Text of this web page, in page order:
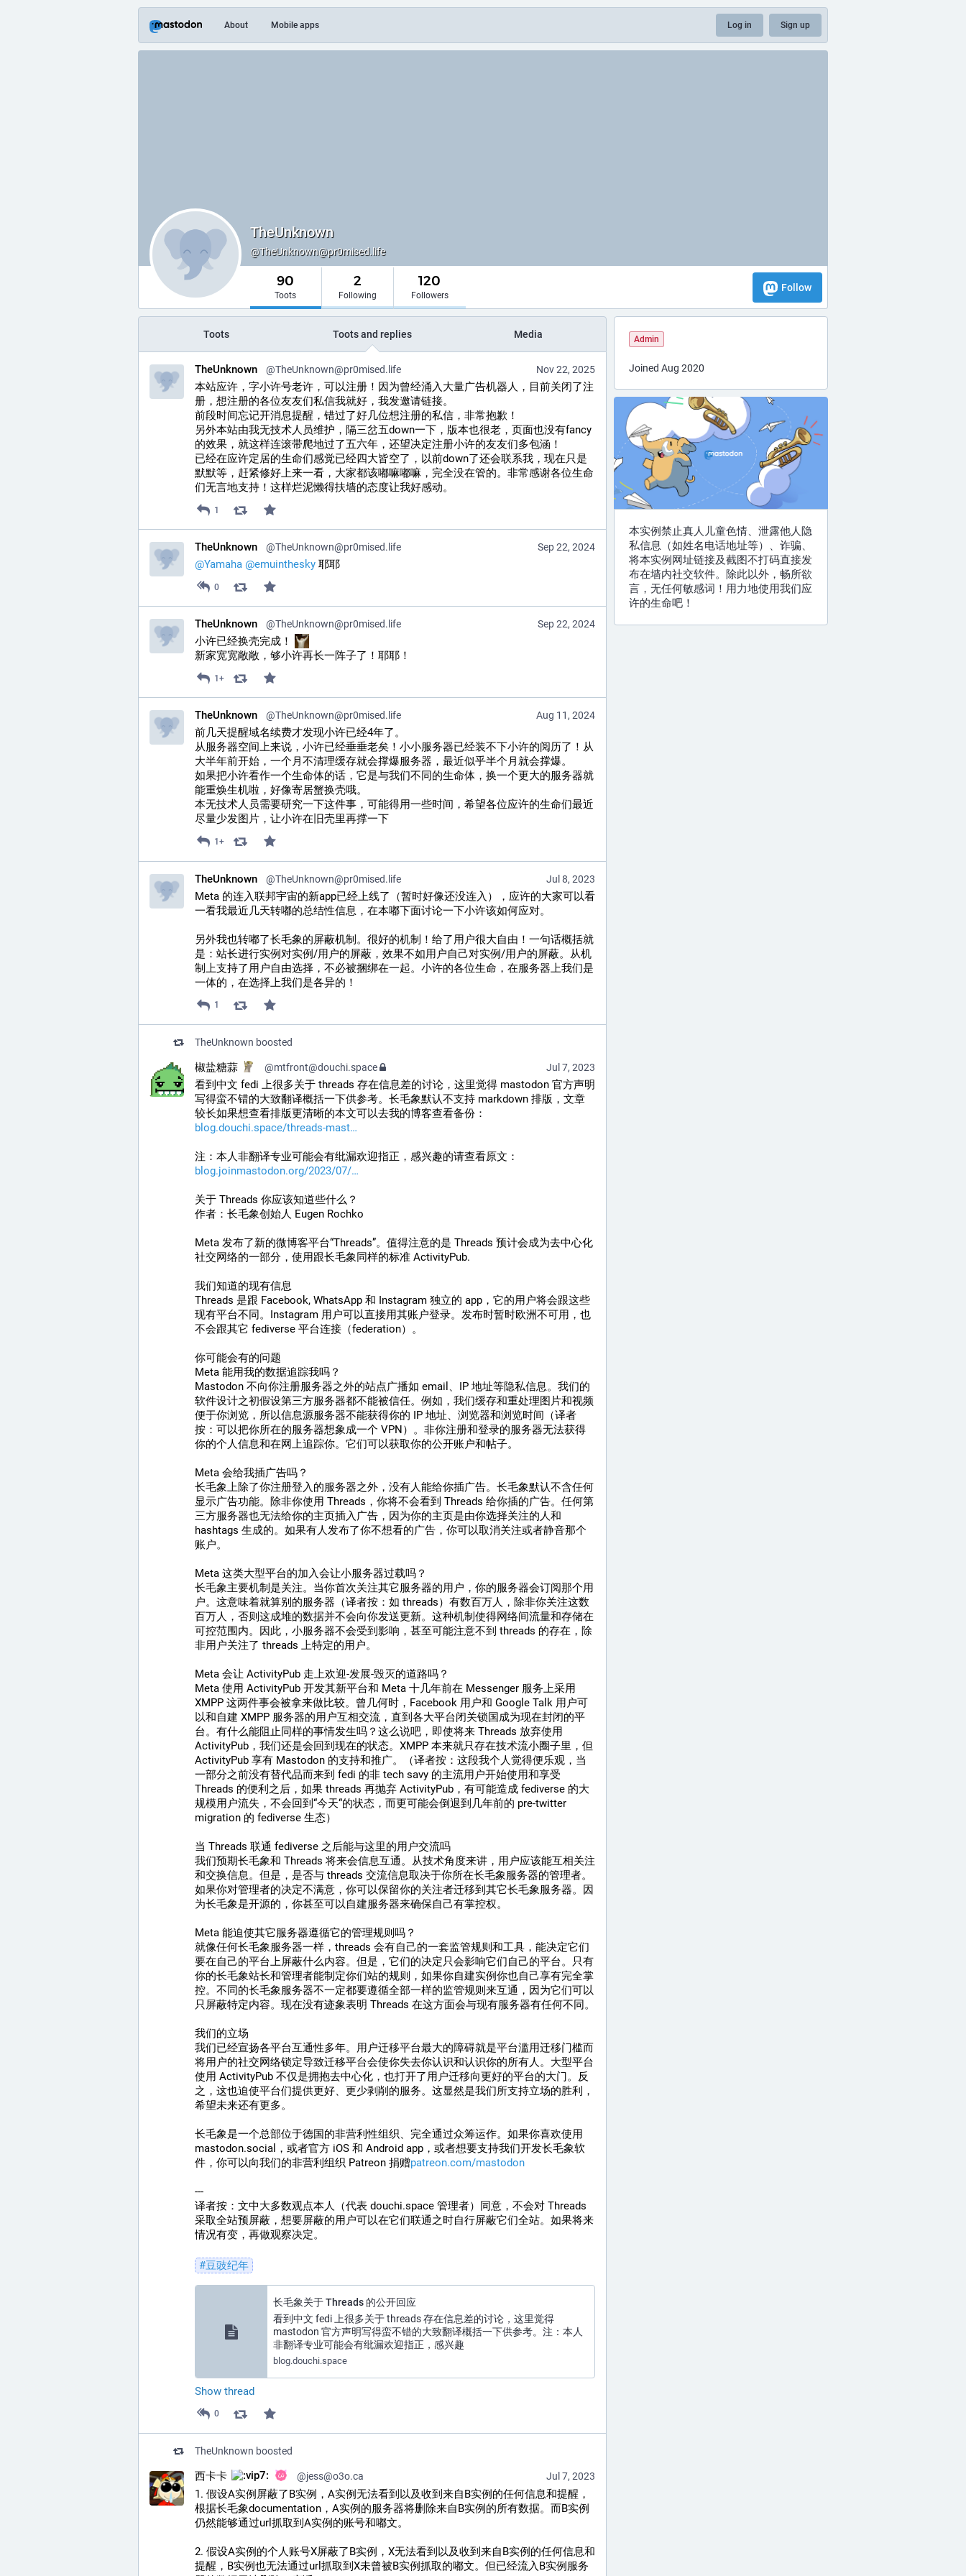
About Mobile apps Log in Sign up
TheUnknown
@TheUnknown@pr0mised.life
90
Toots
2
Following
120
Followers
Follow
Toots Toots and replies Media
Nov 22, 2025
TheUnknown @TheUnknown@pr0mised.life
本站应许，字小许号老许，可以注册！因为曾经涌入大量广告机器人，目前关闭了注
册，想注册的各位友友们私信我就好，我发邀请链接。
前段时间忘记开消息提醒，错过了好几位想注册的私信，非常抱歉！
另外本站由我无技术人员维护，隔三岔五down一下，版本也很老，页面也没有fancy
的效果，就这样连滚带爬地过了五六年，还望决定注册小许的友友们多包涵！
已经在应许定居的生命们感觉已经四大皆空了，以前down了还会联系我，现在只是
默默等，赶紧修好上来一看，大家都该嘟嘛嘟嘛，完全没在管的。非常感谢各位生命
们无言地支持！这样烂泥懒得扶墙的态度让我好感动。
1
Sep 22, 2024
TheUnknown @TheUnknown@pr0mised.life
@Yamaha @emuinthesky 耶耶
0
Sep 22, 2024
TheUnknown @TheUnknown@pr0mised.life
小许已经换壳完成！
新家宽宽敞敞，够小许再长一阵子了！耶耶！
1+
Aug 11, 2024
TheUnknown @TheUnknown@pr0mised.life
前几天提醒域名续费才发现小许已经4年了。
从服务器空间上来说，小许已经垂垂老矣！小小服务器已经装不下小许的阅历了！从
大半年前开始，一个月不清理缓存就会撑爆服务器，最近似乎半个月就会撑爆。
如果把小许看作一个生命体的话，它是与我们不同的生命体，换一个更大的服务器就
能重焕生机啦，好像寄居蟹换壳哦。
本无技术人员需要研究一下这件事，可能得用一些时间，希望各位应许的生命们最近
尽量少发图片，让小许在旧壳里再撑一下
1+
Jul 8, 2023
TheUnknown @TheUnknown@pr0mised.life
Meta 的连入联邦宇宙的新app已经上线了（暂时好像还没连入），应许的大家可以看
一看我最近几天转嘟的总结性信息，在本嘟下面讨论一下小许该如何应对。
另外我也转嘟了长毛象的屏蔽机制。很好的机制！给了用户很大自由！一句话概括就
是：站长进行实例对实例/用户的屏蔽，效果不如用户自己对实例/用户的屏蔽。从机
制上支持了用户自由选择，不必被捆绑在一起。小许的各位生命，在服务器上我们是
一体的，在选择上我们是各异的！
1
TheUnknown boosted
Jul 7, 2023
椒盐糖蒜 @mtfront@douchi.space
看到中文 fedi 上很多关于 threads 存在信息差的讨论，这里觉得 mastodon 官方声明
写得蛮不错的大致翻译概括一下供参考。长毛象默认不支持 markdown 排版，文章
较长如果想查看排版更清晰的本文可以去我的博客查看备份：
blog.douchi.space/threads-mast
注：本人非翻译专业可能会有纰漏欢迎指正，感兴趣的请查看原文：
blog.joinmastodon.org/2023/07/
关于 Threads 你应该知道些什么？
作者：长毛象创始人 Eugen Rochko
Meta 发布了新的微博客平台“Threads”。值得注意的是 Threads 预计会成为去中心化
社交网络的一部分，使用跟长毛象同样的标准 ActivityPub.
我们知道的现有信息
Threads 是跟 Facebook, WhatsApp 和 Instagram 独立的 app，它的用户将会跟这些
现有平台不同。Instagram 用户可以直接用其账户登录。发布时暂时欧洲不可用，也
不会跟其它 fediverse 平台连接（federation）。
你可能会有的问题
Meta 能用我的数据追踪我吗？
Mastodon 不向你注册服务器之外的站点广播如 email、IP 地址等隐私信息。我们的
软件设计之初假设第三方服务器都不能被信任。例如，我们缓存和重处理图片和视频
便于你浏览，所以信息源服务器不能获得你的 IP 地址、浏览器和浏览时间（译者
按：可以把你所在的服务器想象成一个 VPN）。非你注册和登录的服务器无法获得
你的个人信息和在网上追踪你。它们可以获取你的公开账户和帖子。
Meta 会给我插广告吗？
长毛象上除了你注册登入的服务器之外，没有人能给你插广告。长毛象默认不含任何
显示广告功能。除非你使用 Threads，你将不会看到 Threads 给你插的广告。任何第
三方服务器也无法给你的主页插入广告，因为你的主页是由你选择关注的人和
hashtags 生成的。如果有人发布了你不想看的广告，你可以取消关注或者静音那个
账户。
Meta 这类大型平台的加入会让小服务器过载吗？
长毛象主要机制是关注。当你首次关注其它服务器的用户，你的服务器会订阅那个用
户。这意味着就算别的服务器（译者按：如 threads）有数百万人，除非你关注这数
百万人，否则这成堆的数据并不会向你发送更新。这种机制使得网络间流量和存储在
可控范围内。因此，小服务器不会受到影响，甚至可能注意不到 threads 的存在，除
非用户关注了 threads 上特定的用户。
Meta 会让 ActivityPub 走上欢迎-发展-毁灭的道路吗？
Meta 使用 ActivityPub 开发其新平台和 Meta 十几年前在 Messenger 服务上采用
XMPP 这两件事会被拿来做比较。曾几何时，Facebook 用户和 Google Talk 用户可
以和自建 XMPP 服务器的用户互相交流，直到各大平台闭关锁国成为现在封闭的平
台。有什么能阻止同样的事情发生吗？这么说吧，即使将来 Threads 放弃使用
ActivityPub，我们还是会回到现在的状态。XMPP 本来就只存在技术流小圈子里，但
ActivityPub 享有 Mastodon 的支持和推广。（译者按：这段我个人觉得便乐观，当
一部分之前没有替代品而来到 fedi 的非 tech savy 的主流用户开始使用和享受
Threads 的便利之后，如果 threads 再抛弃 ActivityPub，有可能造成 fediverse 的大
规模用户流失，不会回到“今天“的状态，而更可能会倒退到几年前的 pre-twitter
migration 的 fediverse 生态）
当 Threads 联通 fediverse 之后能与这里的用户交流吗
我们预期长毛象和 Threads 将来会信息互通。从技术角度来讲，用户应该能互相关注
和交换信息。但是，是否与 threads 交流信息取决于你所在长毛象服务器的管理者。
如果你对管理者的决定不满意，你可以保留你的关注者迁移到其它长毛象服务器。因
为长毛象是开源的，你甚至可以自建服务器来确保自己有掌控权。
Meta 能迫使其它服务器遵循它的管理规则吗？
就像任何长毛象服务器一样，threads 会有自己的一套监管规则和工具，能决定它们
要在自己的平台上屏蔽什么内容。但是，它们的决定只会影响它们自己的平台。只有
你的长毛象站长和管理者能制定你们站的规则，如果你自建实例你也自己享有完全掌
控。不同的长毛象服务器不一定都要遵循全部一样的监管规则来互通，因为它们可以
只屏蔽特定内容。现在没有迹象表明 Threads 在这方面会与现有服务器有任何不同。
我们的立场
我们已经宣扬各平台互通性多年。用户迁移平台最大的障碍就是平台滥用迁移门槛而
将用户的社交网络锁定导致迁移平台会使你失去你认识和认识你的所有人。大型平台
使用 ActivityPub 不仅是拥抱去中心化，也打开了用户迁移向更好的平台的大门。反
之，这也迫使平台们提供更好、更少剥削的服务。这显然是我们所支持立场的胜利，
希望未来还有更多。
长毛象是一个总部位于德国的非营利性组织、完全通过众筹运作。如果你喜欢使用
mastodon.social，或者官方 iOS 和 Android app，或者想要支持我们开发长毛象软
件，你可以向我们的非营利组织 Patreon 捐赠patreon.com/mastodon
---
译者按：文中大多数观点本人（代表 douchi.space 管理者）同意，不会对 Threads
采取全站预屏蔽，想要屏蔽的用户可以在它们联通之时自行屏蔽它们全站。如果将来
情况有变，再做观察决定。
#豆豉纪年
长毛象关于 Threads 的公开回应
看到中文 fedi 上很多关于 threads 存在信息差的讨论，这里觉得
mastodon 官方声明写得蛮不错的大致翻译概括一下供参考。注：本人
非翻译专业可能会有纰漏欢迎指正，感兴趣
blog.douchi.space
Show thread
0
TheUnknown boosted
Jul 7, 2023
西卡卡 @jess@o3o.ca
1. 假设A实例屏蔽了B实例，A实例无法看到以及收到来自B实例的任何信息和提醒，
根据长毛象documentation，A实例的服务器将删除来自B实例的所有数据。而B实例
仍然能够通过url抓取到A实例的账号和嘟文。
2. 假设A实例的个人账号X屏蔽了B实例，X无法看到以及收到来自B实例的任何信息和
提醒，B实例也无法通过url抓取到X未曾被B实例抓取的嘟文。但已经流入B实例服务
Admin
Joined Aug 2020
本实例禁止真人儿童色情、泄露他人隐
私信息（如姓名电话地址等）、诈骗、
将本实例网址链接及截图不打码直接发
布在墙内社交软件。除此以外，畅所欲
言，无任何敏感词！用力地使用我们应
许的生命吧！